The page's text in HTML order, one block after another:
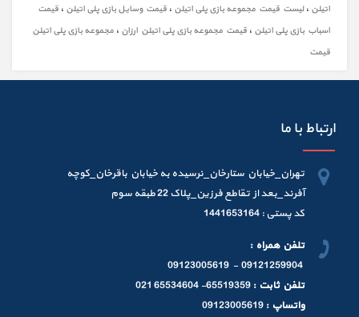
اتیلن ،لیست قیمت مجموعه بازی پلی اتیلن ، قیمت وسایل بازی پلی اتیلن ، قیمت
اسباب بازی پلی اتیلن ، قیمت مجموعه بازی پلی اتیلن ارزان ، مجموعه بازی پلی اتیلن
قیمت
ارتباط با ما
تهران_خیابان ستارخان_نرسیده به خیابان باقرخان_کوچه
آفرند_بعد از تقاطع فرزین_پلاک 22 طبقه سوم
کد پستی : 1441653164
تلفن همراه :
09121259904 - 09123005619
تلفن ثابت : 65519359- 65534604 021
واتساپ : 09123005619